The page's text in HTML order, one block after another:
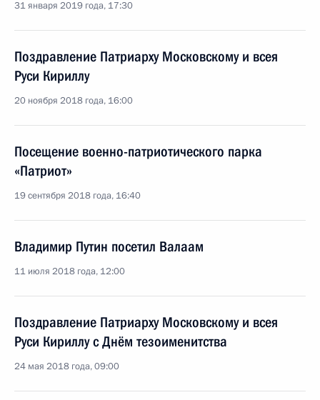
31 января 2019 года, 17:30
Поздравление Патриарху Московскому и всея
Руси Кириллу
20 ноября 2018 года, 16:00
Посещение военно-патриотического парка
«Патриот»
19 сентября 2018 года, 16:40
Владимир Путин посетил Валаам
11 июля 2018 года, 12:00
Поздравление Патриарху Московскому и всея
Руси Кириллу с Днём тезоименитства
24 мая 2018 года, 09:00